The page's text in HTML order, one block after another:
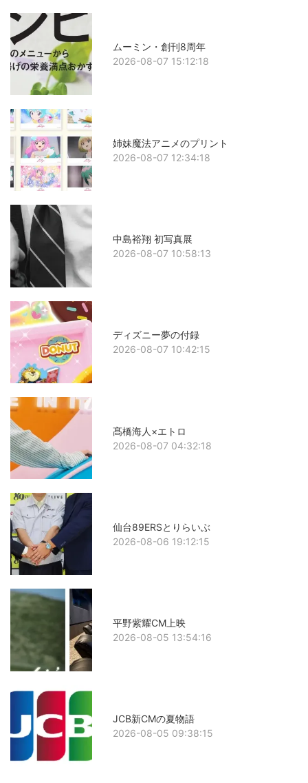
ムーミン・創刊8周年
2026-08-07 15:12:18
姉妹魔法アニメのプリント
2026-08-07 12:34:18
中島裕翔 初写真展
2026-08-07 10:58:13
ディズニー夢の付録
2026-08-07 10:42:15
髙橋海人×エトロ
2026-08-07 04:32:18
仙台89ERSとりらいぶ
2026-08-06 19:12:15
平野紫耀CM上映
2026-08-05 13:54:16
JCB新CMの夏物語
2026-08-05 09:38:15